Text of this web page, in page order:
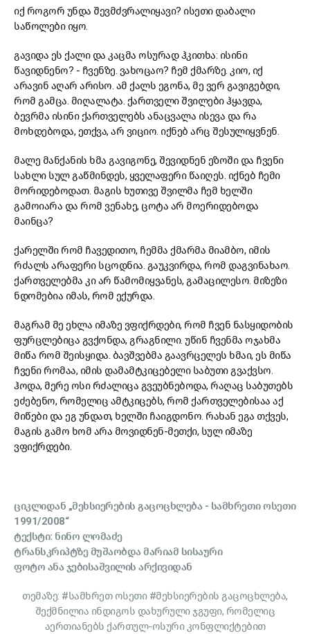
იქ როგორ უნდა შევმძვრალიყავი? ისეთი დაბალი
საწოლები იყო.
გავიდა ეს ქალი და კაცმა ოსურად ჰკითხა: ისინი
წავიდნენო? - ჩვენზე. ვახოცაო? ჩემ ქმარზე. კიო, იქ
არავინ აღარ არისო. ამ ქალს ეგონა, მე ვერ გავიგებდი,
რომ გამცა. მიღალატა. ქართველი შვილები ჰყავდა,
ბევრმა ისინი ქართველებს ანაცვალა ისევა და რა
მოხდებოდა, ეთქვა, არ ვიციო. იქნებ არც შესულიყვნენ.
მალე მანქანის ხმა გავიგონე, შევიდნენ ეზოში და ჩვენი
სახლი სულ გაწმინდეს, ყველაფერი წაიღეს. იქნებ ჩემი
მორიდებოდათ. მაგის ხუთივე შვილმა ჩემ ხელში
გამოიარა და რომ ვენახე, ცოტა არ მოერიდებოდა
მაინცა?
ქარელში რომ ჩავედითო, ჩემმა ქმარმა მიამბო, იმის
რძალს არაფერი სცოდნია. გაუკვირდა, რომ დაგვინახაო.
ქართველებმა კი არ წამომიყვანეს, გამაცილესო. მიზეზი
ნდომებია იმას, რომ ექურდა.
მაგრამ მე ეხლა იმაზე ვფიქრდები, რომ ჩვენ ნასყიდობის
ფურცლებიცა გვქონდა, გრაგნილი. უწინ ჩვენმა ოჯახმა
მიწა რომ შეისყიდა. ბავშვებმა გაავრცელეს ხმაი, ეს მიწა
ჩვენი რომაა, იმის დამამტკიცებელი საბუთი გვაქვსო.
ჰოდა, მერე ოსი რძალიცა გვეუბნებოდა, რაღაც საბუთებს
ეძებენო, რომელიც ამტკიცებს, რომ ქართველებისაა აქ
მიწები და ეგ უნდათ, ხელში ჩაიგდონო. რახან ეგა თქვეს,
მაგის გამო ხომ არა მოვიდნენ-მეთქი, სულ იმაზე
ვფიქრდები.
ციკლიდან „მეხსიერების გაცოცხლება - სამხრეთი ოსეთი
1991/2008“
ტექსტი: ნინო ლომაძე
ტრანსკრიპტზე მუშაობდა მარიამ სისაური
ფოტო ანა ჯებისაშვილის არქივიდან
თემაზე: #სამხრეთ ოსეთი #მეხსიერების გაცოცხლება,
შექმნილია ინდიგოს დახურული ჯგუფი, რომელიც
აერთიანებს ქართულ-ოსური კონფლიქტებით